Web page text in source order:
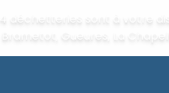
4 déchetteries sont à votre
Brametot, Gueures, La